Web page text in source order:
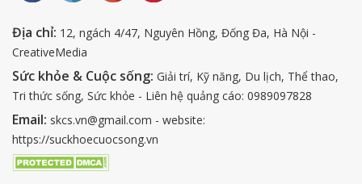
Địa chỉ: 12, ngách 4/47, Nguyên Hồng, Đống Đa, Hà Nội -
CreativeMedia
Sức khỏe & Cuộc sống: Giải trí, Kỹ năng, Du lịch, Thể thao,
Tri thức sống, Sức khỏe - Liên hệ quảng cáo: 0989097828
Email: skcs.vn@gmail.com - website:
https://suckhoecuocsong.vn